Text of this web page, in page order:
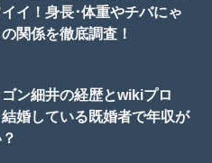
イイ！身長･体重やチバにゃ
関係を徹底調査！
ゴン細井の経歴とwikiプロ
婚している既婚者で年収が